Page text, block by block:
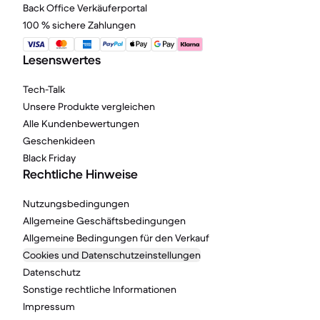
Back Office Verkäuferportal
100 % sichere Zahlungen
Lesenswertes
Tech-Talk
Unsere Produkte vergleichen
Alle Kundenbewertungen
Geschenkideen
Black Friday
Rechtliche Hinweise
Nutzungsbedingungen
Allgemeine Geschäftsbedingungen
Allgemeine Bedingungen für den Verkauf
Cookies und Datenschutzeinstellungen
Datenschutz
Sonstige rechtliche Informationen
Impressum